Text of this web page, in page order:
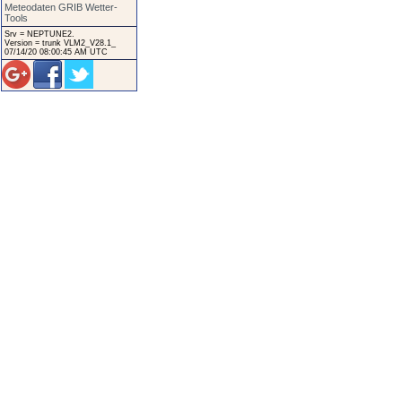
Meteodaten GRIB Wetter-
Tools
Srv = NEPTUNE2.
Version = trunk VLM2_V28.1_
07/14/20 08:00:45 AM UTC